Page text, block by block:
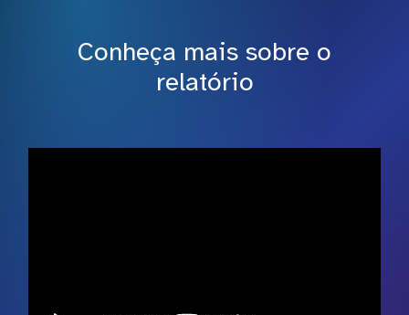
Conheça mais sobre o
relatório